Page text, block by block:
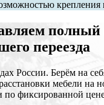
крепления
полный
переезда
России. Берём на
мебели на
по фиксированной